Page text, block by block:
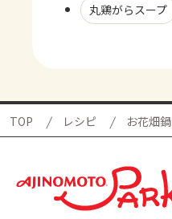
丸鶏がらスープ
TOP レシピ お花畑鍋